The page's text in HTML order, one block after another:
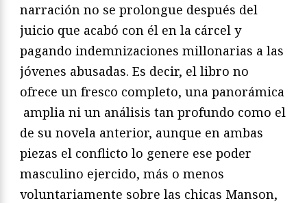
narración no se prolongue después del
juicio que acabó con él en la cárcel y
pagando indemnizaciones millonarias a las
jóvenes abusadas. Es decir, el libro no
ofrece un fresco completo, una panorámica
amplia ni un análisis tan profundo como el
de su novela anterior, aunque en ambas
piezas el conflicto lo genere ese poder
masculino ejercido, más o menos
voluntariamente sobre las chicas Manson,